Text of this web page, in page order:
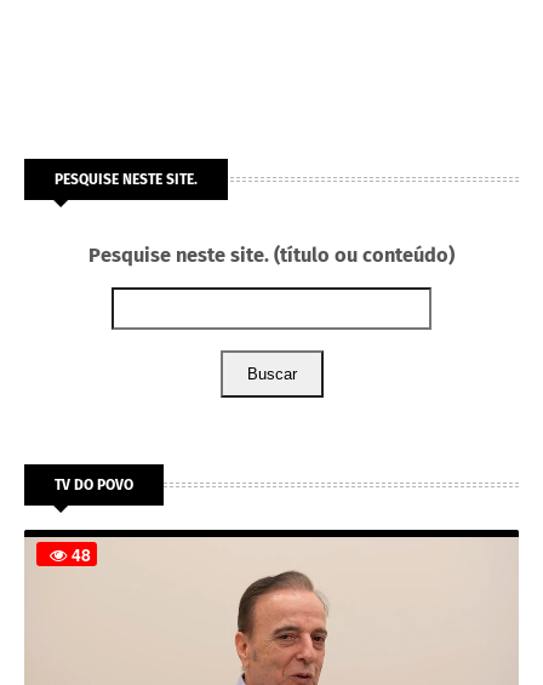
PESQUISE NESTE SITE.
Pesquise neste site. (título ou conteúdo)
Buscar
TV DO POVO